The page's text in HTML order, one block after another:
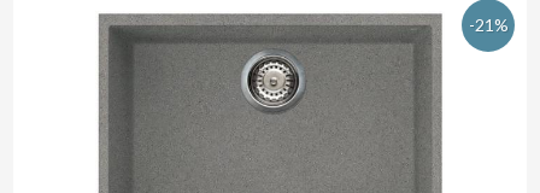
-21%